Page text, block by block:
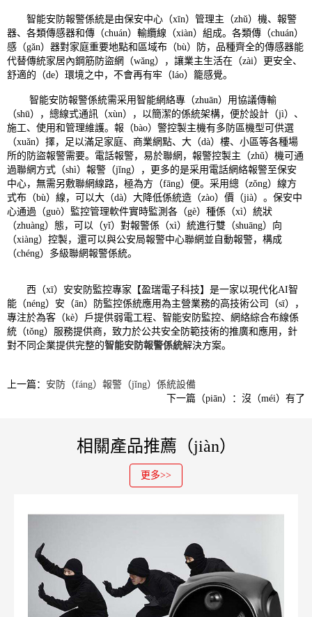
智能安防報警係統是由保安中心（xīn）管理主（zhǔ）機、報警
器、各類傳感器和傳（chuán）輸纜線（xiàn）組成。各類傳（chuán）
感（gǎn）器對家庭重要地點和區域布（bù）防，品種齊全的傳感器能
代替傳統家居內鋼筋防盜網（wǎng），讓業主生活在（zài）更安全、
舒適的（de）環境之中，不會再有牢（láo）籠感覺。
智能安防報警係統需采用智能網絡專（zhuān）用協議傳輸
（shū），總線式通訊（xùn），以簡潔的係統架構，便於設計（jì）、
施工、使用和管理維護。報（bào）警控製主機有多防區機型可供選
（xuǎn）擇，足以滿足家庭、商業網點、大（dà）樓、小區等各種場
所的防盜報警需要。電話報警，易於聯網，報警控製主（zhǔ）機可通
過聯網方式（shì）報警（jǐng），更多的是采用電話網絡報警至保安
中心，無需另敷聯網線路，極為方（fāng）便。采用總（zǒng）線方
式布（bù）線，可以大（dà）大降低係統造（zào）價（jià）。保安中
心通過（guò）監控管理軟件實時監測各（gè）種係（xì）統狀
（zhuàng）態，可以（yǐ）對報警係（xì）統進行雙（shuāng）向
（xiàng）控製，還可以與公安局報警中心聯網並自動報警，構成
（chéng）多級聯網報警係統。
西（xī）安安防監控專家【盈瑞電子科技】是一家以現代化AI智
能（néng）安（ān）防監控係統應用為主營業務的高技術公司（sī），
專注於為客（kè）戶提供弱電工程、智能安防監控、網絡綜合布線係
統（tǒng）服務提供商，致力於公共安全防範技術的推廣和應用，針
對不同企業提供完整的智能安防報警係統解決方案。
上一篇： 安防（fáng）報警（jǐng）係統設備
下一篇（piān）：沒（méi）有了
相關產品推薦（jiàn）
更多>>